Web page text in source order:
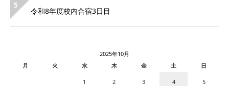
5
令和8年度校内合宿3日目
2025年10月
月
火 水 木 金 土 日
1 2 3 4 5